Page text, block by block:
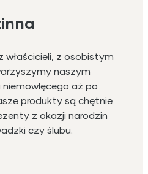
właścicieli, z osobistym
naszym
aż po
produkty są chętnie
z okazji narodzin
czy ślubu.